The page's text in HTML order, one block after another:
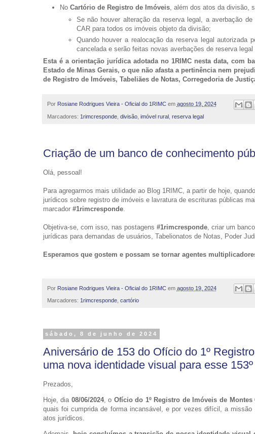
No Cartório de Registro de Imóveis, além dos atos da divisão,
Se não houver alteração da reserva legal, a averbação
CAR para todos os imóveis objeto da divisão;
Quando houver a realocação da reserva legal autorizada
cancelada e serão feitas novas averbações de reserva legal
Esta é a orientação jurídica adotada no 1RIMC nesta data, com
Estado de Minas Gerais, o que não afasta a pertinência nem
de Registro de Imóveis, Tabeliães de Notas, Corregedoria de
Por Rosiane Rodrigues Vieira - Oficial do 1RIMC em agosto 19, 2024
Marcadores: 1rimcresponde, divisão, imóvel rural, reserva legal
Criação de um banco de conhecimento
Olá, pessoal!
Para agregarmos mais utilidade ao Blog 1RIMC, a partir de hoje,
jurídicos sobre registro de imóveis e lavratura de escrituras públicas
marcador #1rimcresponde.
Objetiva-se, com isso, nas postagens #1rimcresponde, criar um
jurídicas para demandas de usuários, Tabelionatos de Notas, Poder
Esperamos que gostem e possam se tornar agentes
Por Rosiane Rodrigues Vieira - Oficial do 1RIMC em agosto 19, 2024
Marcadores: 1rimcresponde, cartório
sábado, 8 de junho de 2024
Aniversário de 153 do Ofício do 1º
uma nova identidade visual para esse 153º
Prezados,
Hoje, dia 08/06/2024, o Ofício do 1º Registro de Imóveis de
quais foi cumprida de forma incansável, e por vezes difícil, a missão
atos jurídicos.